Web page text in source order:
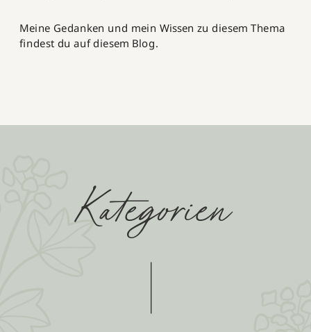
Meine Gedanken und mein Wissen zu diesem Thema
findest du auf diesem Blog.
Kategorien